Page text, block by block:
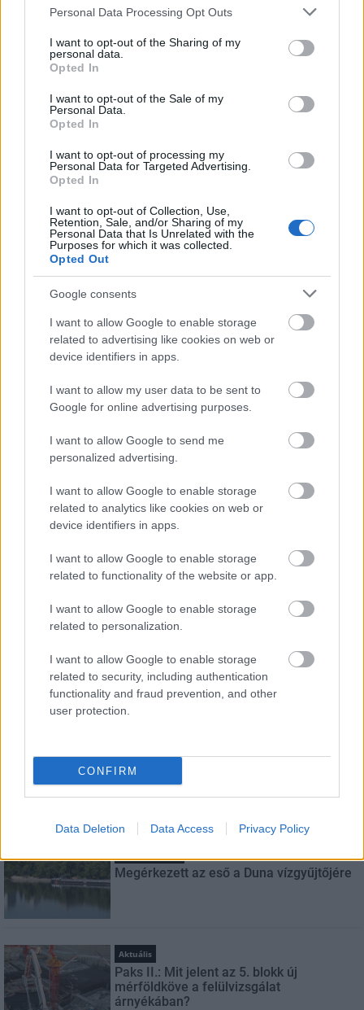
Please note that this website/app uses one or more Google
not limited to your visit or usage behaviour. You may click to
grant or deny consent to Google and its third-party tags to
use your data for below specified purposes in below Google
consent section.
Personal Data Processing Opt Outs
I want to opt-out of the Sharing of my
personal data.
Opted In
I want to opt-out of the Sale of my
Personal Data.
Opted In
I want to opt-out of processing my
Personal Data for Targeted Advertising.
Opted In
I want to opt-out of Collection, Use,
Retention, Sale, and/or Sharing of my
Personal Data that Is Unrelated with the
Purposes for which it was collected.
Opted Out
Google consents
I want to allow Google to enable storage
related to advertising like cookies on web or
device identifiers in apps.
I want to allow my user data to be sent to
Google for online advertising purposes.
I want to allow Google to send me
personalized advertising.
I want to allow Google to enable storage
related to analytics like cookies on web or
device identifiers in apps.
I want to allow Google to enable storage
related to functionality of the website or app.
I want to allow Google to enable storage
related to personalization.
I want to allow Google to enable storage
related to security, including authentication
functionality and fraud prevention, and other
user protection.
CONFIRM
Data Deletion Data Access Privacy Policy
Flórián téri felüljárón
Paks II.: Mit jelent az 5. blokk új
mérföldköve a felülvizsgálat
AJÁNLJUK MÉG
Országos hírek
Újabb településekkel lépett előre a tizennégy megyére
kiterjedő állomásfelújítási program
Feliratkozom a hírlevélre és elfogadom azadatvédelmi
szabályzatot!
Megérkezett az eső a Duna vízgyűjtőjére
Aktuális
Paks II.: Mit jelent az 5. blokk új
mérföldköve a felülvizsgálat
árnyékában?